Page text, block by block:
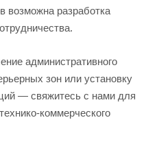
возможна разработка
административного
зон или установку
— свяжитесь с нами для
коммерческого